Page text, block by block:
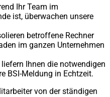
Ihr Team im
ist, überwachen unsere
betroffene Rechner
im ganzen Unternehmen
liefern Ihnen die notwendigen
BSI-Meldung in Echtzeit.
von der ständigen